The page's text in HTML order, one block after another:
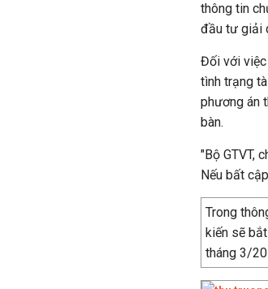
thông tin
đầu tư giải
Đối với việc
tình trạng
phương án
bàn.
"Bộ GTVT,
Nếu bất
Trong
kiến sẽ
tháng 3/